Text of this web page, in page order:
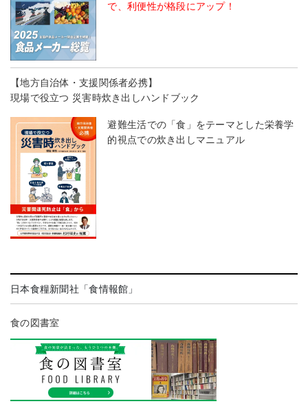
で、利便性が格段にアップ！
【地方自治体・支援関係者必携】
現場で役立つ 災害時炊き出しハンドブック
避難生活での「食」をテーマとした栄養学
的視点での炊き出しマニュアル
日本食糧新聞社「食情報館」
食の図書室